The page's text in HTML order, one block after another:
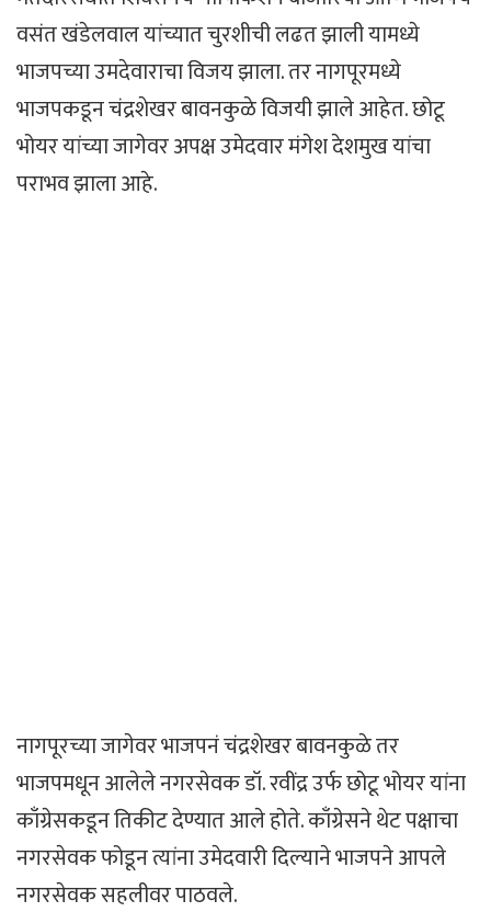
वसंत खंडेलवाल यांच्यात चुरशीची लढत झाली यामध्ये
भाजपच्या उमदेवाराचा विजय झाला. तर नागपूरमध्ये
भाजपकडून चंद्रशेखर बावनकुळे विजयी झाले आहेत. छोटू
भोयर यांच्या जागेवर अपक्ष उमेदवार मंगेश देशमुख यांचा
पराभव झाला आहे.
नागपूरच्या जागेवर भाजपनं चंद्रशेखर बावनकुळे तर
भाजपमधून आलेले नगरसेवक डॉ. रवींद्र उर्फ छोटू भोयर यांना
काँग्रेसकडून तिकीट देण्यात आले होते. काँग्रेसने थेट पक्षाचा
नगरसेवक फोडून त्यांना उमेदवारी दिल्याने भाजपने आपले
नगरसेवक सहलीवर पाठवले.